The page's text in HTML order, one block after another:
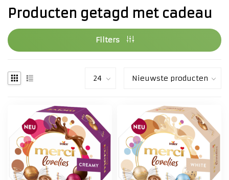
Producten getagd met cadeau
Filters